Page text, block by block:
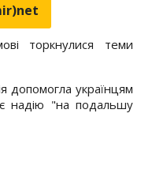
торкнулися теми
допомогла українцям
надію "на подальшу